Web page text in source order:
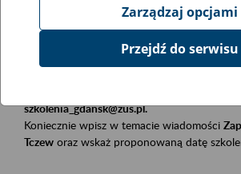
Opis wydarzenia
Szkolenie stacjonarne w siedzibie firmy,
szkolenia_gdansk@zus.pl.
Koniecznie wpisz w temacie wiadomości
Tczew oraz wskaż proponowaną datę
Zarządzaj opcjami
Przejdź do serwisu